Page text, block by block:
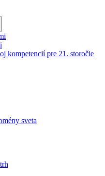
kompetencií pre 21. storočie
sveta